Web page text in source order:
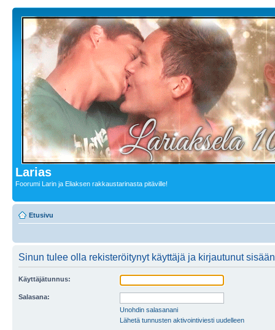
Larias
Foorumi Larin ja Eliaksen rakkaustarinasta pitäville!
Etusivu
Sinun tulee olla rekisteröitynyt käyttäjä ja kirjautunut
Käyttäjätunnus:
Salasana:
Unohdin salasanani
Lähetä tunnusten aktivointiviesti uudelleen